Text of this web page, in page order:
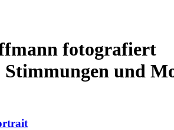
fotografiert
Stimmungen und